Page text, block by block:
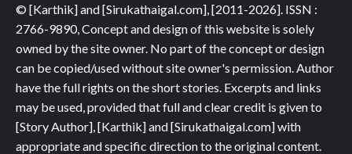
© [Karthik] and [Sirukathaigal.com], [2011-2026]. ISSN :
2766-9890, Concept and design of this website is solely
owned by the site owner. No part of the concept or design
can be copied/used without site owner's permission. Author
have the full rights on the short stories. Excerpts and links
may be used, provided that full and clear credit is given to
[Story Author], [Karthik] and [Sirukathaigal.com] with
appropriate and specific direction to the original content.